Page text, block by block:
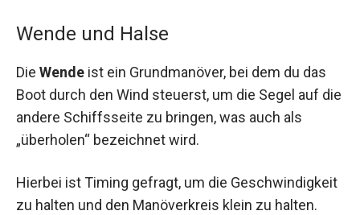
Wende und Halse
Die Wende ist ein Grundmanöver, bei dem du das
Boot durch den Wind steuerst, um die Segel auf die
andere Schiffsseite zu bringen, was auch als
„überholen“ bezeichnet wird.
Hierbei ist Timing gefragt, um die Geschwindigkeit
zu halten und den Manöverkreis klein zu halten.